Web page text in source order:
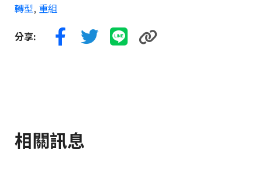
轉型, 重組
分享:
相關訊息